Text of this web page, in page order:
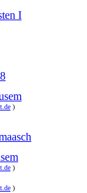
I
)
)
)